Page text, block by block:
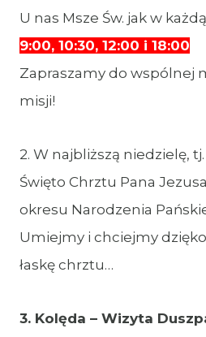
U nas Msze Św. jak w
9:00, 10:30, 12:00 i 18:00
Zapraszamy do wspólnej
misji!
2. W najbliższą niedzielę,
Święto Chrztu Pana
okresu Narodzenia
Umiejmy i chciejmy
łaskę chrztu…
3. Kolęda – Wizyta